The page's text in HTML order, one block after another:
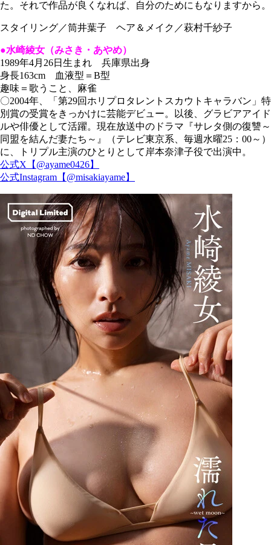
た。それで作品が良くなれば、自分のためにもなりますから。
スタイリング／筒井葉子 ヘア＆メイク／萩村千紗子
●水崎綾女（みさき・あやめ）
1989年4月26日生まれ 兵庫県出身
身長163cm 血液型＝B型
趣味＝歌うこと、麻雀
〇2004年、「第29回ホリプロタレントスカウトキャラバン」特
別賞の受賞をきっかけに芸能デビュー。以後、グラビアアイド
ルや俳優として活躍。現在放送中のドラマ『サレタ側の復讐～
同盟を結んだ妻たち～』（テレビ東京系、毎週水曜25：00～）
に、トリプル主演のひとりとして岸本奈津子役で出演中。
公式X【@ayame0426】
公式Instagram【@misakiayame】